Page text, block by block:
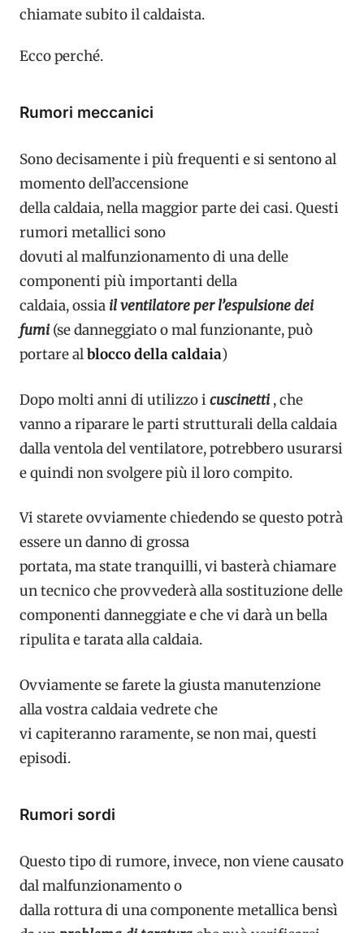
chiamate subito il caldaista.
Ecco perché.
Rumori meccanici
Sono decisamente i più frequenti e si sentono al
momento dell’accensione
della caldaia, nella maggior parte dei casi. Questi
rumori metallici sono
dovuti al malfunzionamento di una delle
componenti più importanti della
caldaia, ossia il ventilatore per l’espulsione dei
fumi(se danneggiato o mal funzionante, può
portare alblocco della caldaia)
Dopo molti anni di utilizzo i cuscinetti, che
vanno a riparare le parti strutturali della caldaia
dalla ventola del ventilatore, potrebbero usurarsi
e quindi non svolgere più il loro compito.
Vi starete ovviamente chiedendo se questo potrà
essere un danno di grossa
portata, ma state tranquilli, vi basterà chiamare
un tecnico che provvederà alla sostituzione delle
componenti danneggiate e che vi darà un bella
ripulita e tarata alla caldaia.
Ovviamente se farete la giusta manutenzione
alla vostra caldaia vedrete che
vi capiteranno raramente, se non mai, questi
episodi.
Rumori sordi
Questo tipo di rumore, invece, non viene causato
dal malfunzionamento o
dalla rottura di una componente metallica bensì